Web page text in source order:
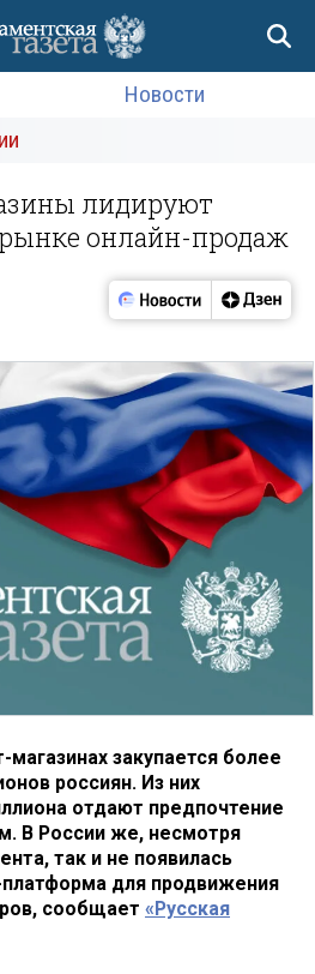
Новости
лидируют
онлайн-продаж
закупается более
россиян. Из них
отдают предпочтение
В России же, несмотря
так и не появилась
для продвижения
сообщает «Русская